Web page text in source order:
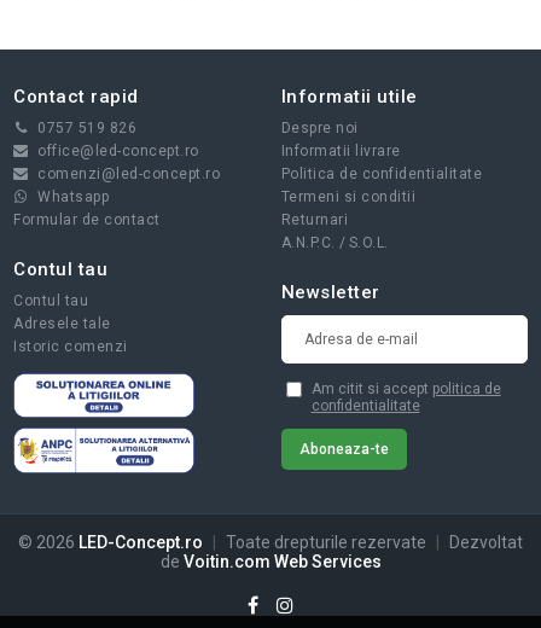
Contact rapid
0757 519 826
office@led-concept.ro
comenzi@led-concept.ro
Whatsapp
Formular de contact
Informatii utile
Despre noi
Informatii livrare
Politica de confidentialitate
Termeni si conditii
Returnari
A.N.P.C. / S.O.L.
Contul tau
Contul tau
Adresele tale
Istoric comenzi
Newsletter
Am citit si accept politica de
confidentialitate
© 2026 LED-Concept.ro | Toate drepturile rezervate |
Dezvoltat
de Voitin.com Web Services